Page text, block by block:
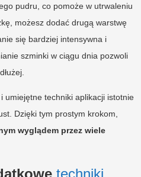
pudru, co pomoże w utrwaleniu
możesz dodać drugą warstwę
się bardziej intensywna i
szminki w ciągu dnia pozwoli
umiejętne techniki aplikacji istotnie
Dzięki tym prostym krokom,
wyglądem przez wiele
techniki